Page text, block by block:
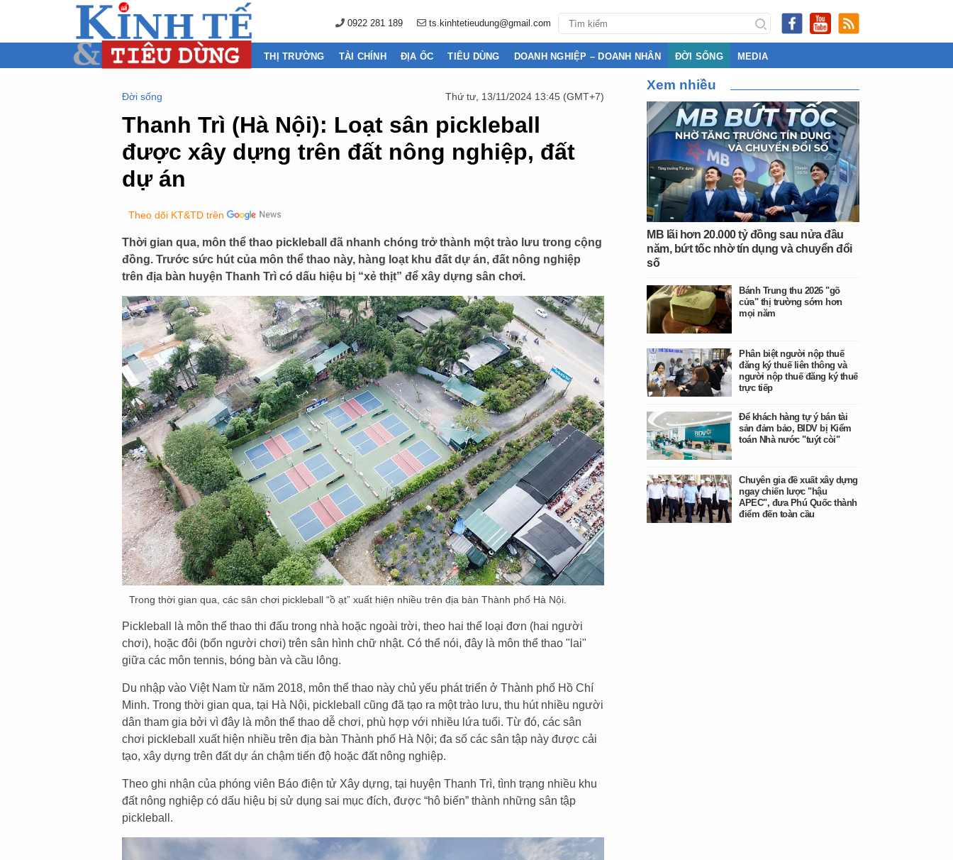
0922 281 189 ts.kinhtetieudung@gmail.com
THỊ TRƯỜNG TÀI CHÍNH ĐỊA ỐC TIÊU DÙNG DOANH NGHIỆP – DOANH NHÂN ĐỜI SỐNG MEDIA
Đời sống Thứ tư, 13/11/2024 13:45 (GMT+7)
Thanh Trì (Hà Nội): Loạt sân pickleball
được xây dựng trên đất nông nghiệp, đất
dự án
Theo dõi KT&TD trên
Thời gian qua, môn thể thao pickleball đã nhanh chóng trở thành một trào lưu trong cộng
đồng. Trước sức hút của môn thể thao này, hàng loạt khu đất dự án, đất nông nghiệp
trên địa bàn huyện Thanh Trì có dấu hiệu bị “xẻ thịt” để xây dựng sân chơi.
Trong thời gian qua, các sân chơi pickleball “ồ ạt” xuất hiện nhiều trên địa bàn Thành phố Hà Nội.
Pickleball là môn thể thao thi đấu trong nhà hoặc ngoài trời, theo hai thể loại đơn (hai người
chơi), hoặc đôi (bốn người chơi) trên sân hình chữ nhật. Có thể nói, đây là môn thể thao "lai"
giữa các môn tennis, bóng bàn và cầu lông.
Du nhập vào Việt Nam từ năm 2018, môn thể thao này chủ yếu phát triển ở Thành phố Hồ Chí
Minh. Trong thời gian qua, tại Hà Nội, pickleball cũng đã tạo ra một trào lưu, thu hút nhiều người
dân tham gia bởi vì đây là môn thể thao dễ chơi, phù hợp với nhiều lứa tuổi. Từ đó, các sân
chơi pickleball xuất hiện nhiều trên địa bàn Thành phố Hà Nội; đa số các sân tập này được cải
tạo, xây dựng trên đất dự án chậm tiến độ hoặc đất nông nghiệp.
Theo ghi nhận của phóng viên Báo điện tử Xây dựng, tại huyện Thanh Trì, tình trạng nhiều khu
đất nông nghiệp có dấu hiệu bị sử dụng sai mục đích, được “hô biến” thành những sân tập
pickleball.
Xem nhiều
MB lãi hơn 20.000 tỷ đồng sau nửa đầu
năm, bứt tốc nhờ tín dụng và chuyển đổi
số
Bánh Trung thu 2026 "gõ
cửa" thị trường sớm hơn
mọi năm
Phân biệt người nộp thuế
đăng ký thuế liên thông và
người nộp thuế đăng ký thuế
trực tiếp
Để khách hàng tự ý bán tài
sản đảm bảo, BIDV bị Kiểm
toán Nhà nước "tuýt còi"
Chuyên gia đề xuất xây dựng
ngay chiến lược "hậu
APEC", đưa Phú Quốc thành
điểm đến toàn cầu